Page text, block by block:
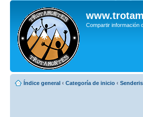
Compartir información
Índice general ‹ Categoría de inicio ‹